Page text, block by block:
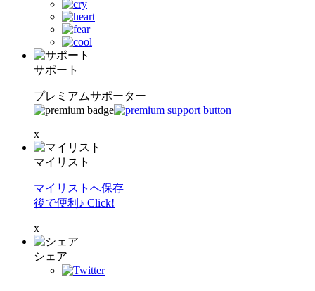
サポート
プレミアムサポーター
x
マイリスト
マイリストへ保存
後で便利♪ Click!
x
シェア